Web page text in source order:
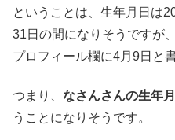
ということは、生年月日は
31日の間になりそうですが
プロフィール欄に4月9日と
つまり、 なさんさんの生年
うことになりそうです。